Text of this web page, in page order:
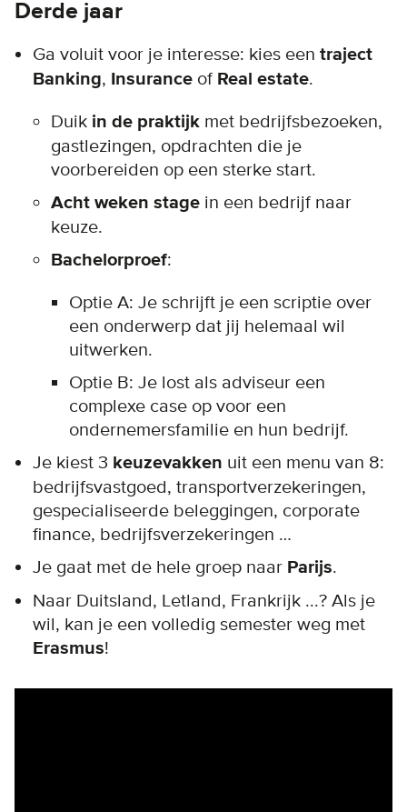
Derde jaar
Ga voluit voor je interesse: kies een traject
Banking, Insurance of Real estate.
Duik in de praktijk met bedrijfsbezoeken,
gastlezingen, opdrachten die je
voorbereiden op een sterke start.
Acht weken stage in een bedrijf naar
keuze.
Bachelorproef:
Optie A: Je schrijft je een scriptie over
een onderwerp dat jij helemaal wil
uitwerken.
Optie B: Je lost als adviseur een
complexe case op voor een
ondernemersfamilie en hun bedrijf.
Je kiest 3 keuzevakken uit een menu van 8:
bedrijfsvastgoed, transportverzekeringen,
gespecialiseerde beleggingen, corporate
finance, bedrijfsverzekeringen …
Je gaat met de hele groep naar Parijs.
Naar Duitsland, Letland, Frankrijk ...? Als je
wil, kan je een volledig semester weg met
Erasmus!